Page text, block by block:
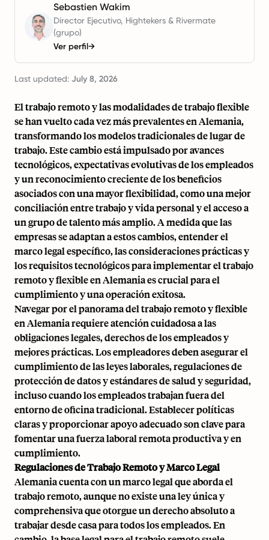
Sebastien Wakim
Director Ejecutivo, Hightekers & Rivermate
(grupo)
Ver perfil→
Last updated: July 8, 2026
El trabajo remoto y las modalidades de trabajo flexible
se han vuelto cada vez más prevalentes en Alemania,
transformando los modelos tradicionales de lugar de
trabajo. Este cambio está impulsado por avances
tecnológicos, expectativas evolutivas de los empleados
y un reconocimiento creciente de los beneficios
asociados con una mayor flexibilidad, como una mejor
conciliación entre trabajo y vida personal y el acceso a
un grupo de talento más amplio. A medida que las
empresas se adaptan a estos cambios, entender el
marco legal específico, las consideraciones prácticas y
los requisitos tecnológicos para implementar el trabajo
remoto y flexible en Alemania es crucial para el
cumplimiento y una operación exitosa.
Navegar por el panorama del trabajo remoto y flexible
en Alemania requiere atención cuidadosa a las
obligaciones legales, derechos de los empleados y
mejores prácticas. Los empleadores deben asegurar el
cumplimiento de las leyes laborales, regulaciones de
protección de datos y estándares de salud y seguridad,
incluso cuando los empleados trabajan fuera del
entorno de oficina tradicional. Establecer políticas
claras y proporcionar apoyo adecuado son clave para
fomentar una fuerza laboral remota productiva y en
cumplimiento.
Regulaciones de Trabajo Remoto y Marco Legal
Alemania cuenta con un marco legal que aborda el
trabajo remoto, aunque no existe una ley única y
comprehensiva que otorgue un derecho absoluto a
trabajar desde casa para todos los empleados. En